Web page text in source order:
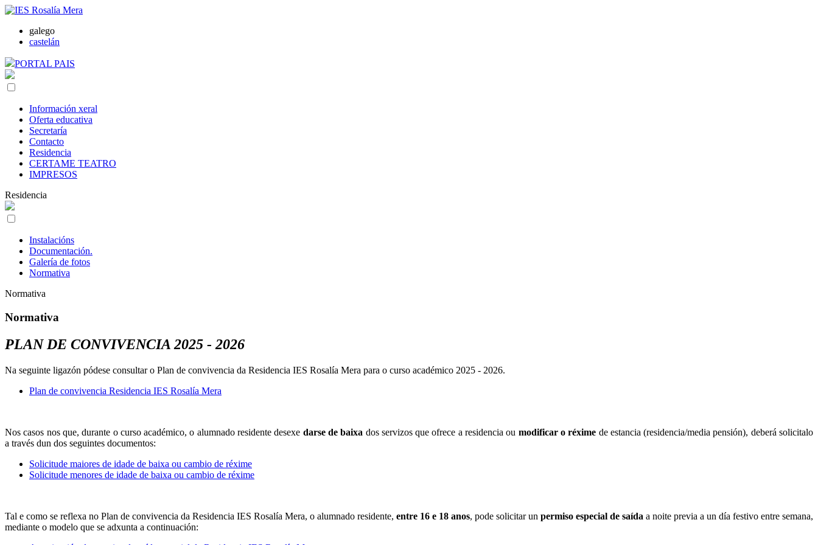
galego
castelán
PORTAL PAIS
Información xeral
Oferta educativa
Secretaría
Contacto
Residencia
CERTAME TEATRO
IMPRESOS
Residencia
Instalacións
Documentación.
Galería de fotos
Normativa
Normativa
Normativa
PLAN DE CONVIVENCIA 2025 - 2026
Na seguinte ligazón pódese consultar o Plan de convivencia da Residencia IES Rosalía Mera para o curso académico 2025 - 2026.
Plan de convivencia Residencia IES Rosalía Mera
Nos casos nos que, durante o curso académico, o alumnado residente desexe darse de baixa dos servizos que ofrece a residencia ou modificar o réxime de estancia (residencia/media pensión), deberá solicitalo
a través dun dos seguintes documentos:
Solicitude maiores de idade de baixa ou cambio de réxime
Solicitude menores de idade de baixa ou cambio de réxime
Tal e como se reflexa no Plan de convivencia da Residencia IES Rosalía Mera, o alumnado residente, entre 16 e 18 anos, pode solicitar un permiso especial de saída a noite previa a un día festivo entre semana,
mediante o modelo que se adxunta a continuación: